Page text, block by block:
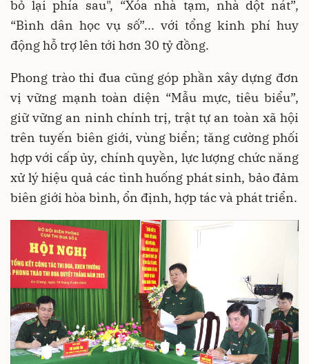
bỏ lại phía sau", “Xóa nhà tạm, nhà dột nát”,
“Bình dân học vụ số”... với tổng kinh phí huy
động hỗ trợ lên tới hơn 30 tỷ đồng.
Phong trào thi đua cũng góp phần xây dựng đơn
vị vững mạnh toàn diện “Mẫu mực, tiêu biểu”,
giữ vững an ninh chính trị, trật tự an toàn xã hội
trên tuyến biên giới, vùng biển; tăng cường phối
hợp với cấp ủy, chính quyền, lực lượng chức năng
xử lý hiệu quả các tình huống phát sinh, bảo đảm
biên giới hòa bình, ổn định, hợp tác và phát triển.